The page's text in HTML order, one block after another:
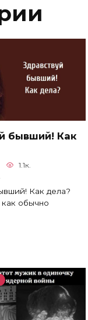
бывший! Как
1.1к.
Как дела?
как обычно